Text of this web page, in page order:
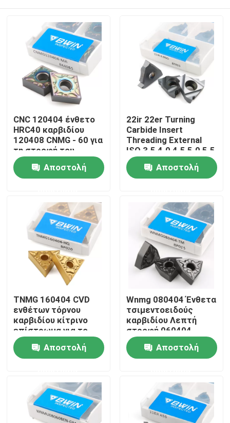
Σπίτι
Προϊόντα
Σχετικά με εμάς
Ξενάγηση στο εργοστάσιο
Ελεγχος ποιότητας
Επικοινωνήστε μαζί μας
Νέα
Ζητήστε μια προσφορά
Ένθετα καρβιδίου βολφραμίου
CNC 120404 ένθετο
HRC40 καρβιδίου
120408 CNMG - 60 για
τη στροφή του
χάλυβα
Αποστολή
22ir 22er Turning
Carbide Insert
Threading External
ISO 3.5 4.0 4.5 5.0 5.5
6.0
Αποστολή
TNMG 160404 CVD
ενθέτων τόρνου
καρβιδίου κίτρινο
επίστρωμα για το
χάλυβα
Αποστολή
Wnmg 080404 Ένθετα
τσιμεντοειδούς
καρβιδίου Λεπτή
στροφή 060404
080412 Υψηλή
σταθερότητα
Αποστολή